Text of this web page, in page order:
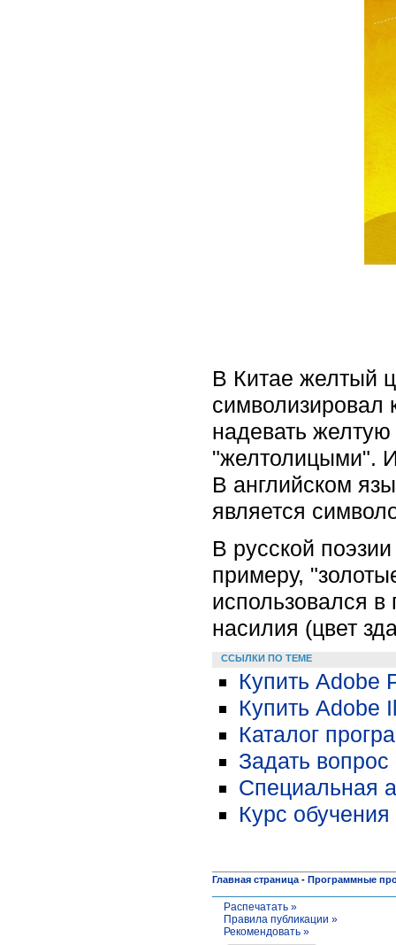
В Китае желтый
символизировал
надевать
"желтолицыми".
В английском
является
В русской
примеру,
использовался
насилия (цвет
ССЫЛКИ ПО ТЕМЕ
Купить Adobe
Купить Adobe
Каталог
Задать
Специальная
Курс
Главная страница - Программные
Распечатать »
Правила публикации »
Рекомендовать »